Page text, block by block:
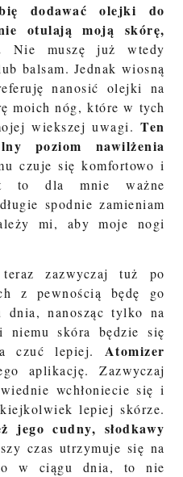
dodawać olejki do
otulają moją skórę,
Nie muszę już wtedy
balsam. Jednak wiosną
nanosić olejki na
moich nóg, które w tych
wiekszej uwagi.Ten
poziom nawilżenia
czuje się komfortowo i
to dla mnie ważne
spodnie zamieniam
mi, aby moje nogi
teraz zazwyczaj tuż po
z pewnością będę go
nanosząc tylko na
niemu skóra będzie się
czuć lepiej. Atomizer
aplikację. Zazwyczaj
wchłoniecie się i
lepiej skórze.
jego cudny, słodkawy
czas utrzymuje się na
w ciągu dnia, to nie